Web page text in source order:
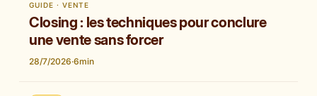
GUIDE · VENTE
Closing : les techniques pour conclure
une vente sans forcer
28/7/2026·6min